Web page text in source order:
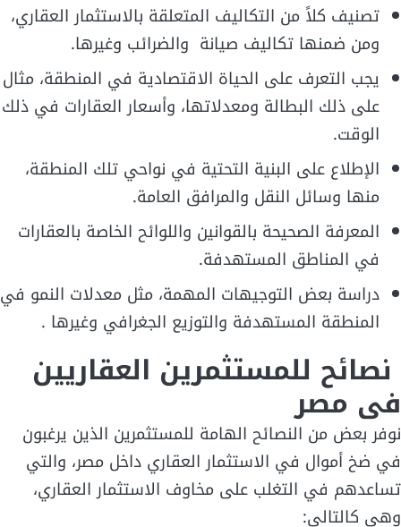
تصنيف كلاً من التكاليف المتعلقة بالاستثمار العقاري،
ومن ضمنها تكاليف صيانة والضرائب وغيرها.
يجب التعرف على الحياة الاقتصادية في المنطقة، مثال
على ذلك البطالة ومعدلاتها، وأسعار العقارات في ذلك
الوقت.
الإطلاع على البنية التحتية في نواحي تلك المنطقة،
منها وسائل النقل والمرافق العامة.
المعرفة الصحيحة بالقوانين واللوائح الخاصة بالعقارات
في المناطق المستهدفة.
دراسة بعض التوجيهات المهمة، مثل معدلات النمو في
المنطقة المستهدفة والتوزيع الجغرافي وغيرها .
نصائح للمستثمرين العقاريين
فى مصر
نوفر بعض من النصائح الهامة للمستثمرين الذين يرغبون
في ضخ أموال في الاستثمار العقاري داخل مصر، والتي
تساعدهم في التغلب على مخاوف الاستثمار العقاري،
وهي كالتالي: